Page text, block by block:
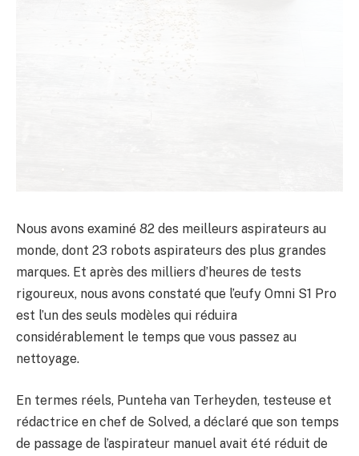
Nous avons examiné 82 des meilleurs aspirateurs au
monde, dont 23 robots aspirateurs des plus grandes
marques. Et après des milliers d’heures de tests
rigoureux, nous avons constaté que l’eufy Omni S1 Pro
est l’un des seuls modèles qui réduira
considérablement le temps que vous passez au
nettoyage.
En termes réels, Punteha van Terheyden, testeuse et
rédactrice en chef de Solved, a déclaré que son temps
de passage de l’aspirateur manuel avait été réduit de